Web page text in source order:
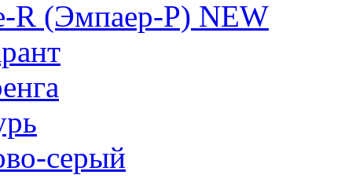
R (Эмпаер-P) NEW
серый